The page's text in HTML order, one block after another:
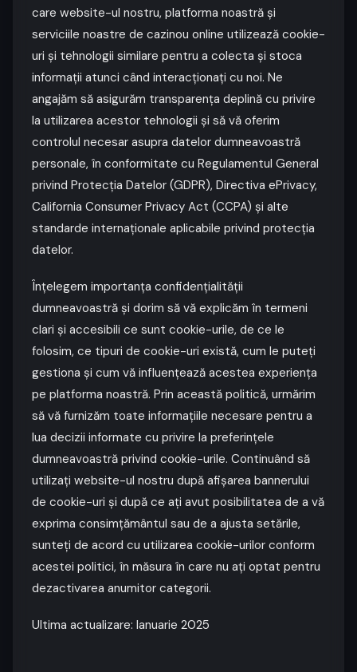
care website-ul nostru, platforma noastră și
serviciile noastre de cazinou online utilizează cookie-
uri și tehnologii similare pentru a colecta și stoca
informații atunci când interacționați cu noi. Ne
angajăm să asigurăm transparența deplină cu privire
la utilizarea acestor tehnologii și să vă oferim
controlul necesar asupra datelor dumneavoastră
personale, în conformitate cu Regulamentul General
privind Protecția Datelor (GDPR), Directiva ePrivacy,
California Consumer Privacy Act (CCPA) și alte
standarde internaționale aplicabile privind protecția
datelor.
Înțelegem importanța confidențialității
dumneavoastră și dorim să vă explicăm în termeni
clari și accesibili ce sunt cookie-urile, de ce le
folosim, ce tipuri de cookie-uri există, cum le puteți
gestiona și cum vă influențează acestea experiența
pe platforma noastră. Prin această politică, urmărim
să vă furnizăm toate informațiile necesare pentru a
lua decizii informate cu privire la preferințele
dumneavoastră privind cookie-urile. Continuând să
utilizați website-ul nostru după afișarea bannerului
de cookie-uri și după ce ați avut posibilitatea de a vă
exprima consimțământul sau de a ajusta setările,
sunteți de acord cu utilizarea cookie-urilor conform
acestei politici, în măsura în care nu ați optat pentru
dezactivarea anumitor categorii.
Ultima actualizare: Ianuarie 2025